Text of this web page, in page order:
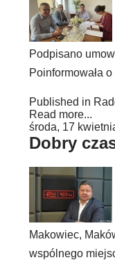
Podpisano
Poinformowała
Published in
Read more...
środa, 17
Dobry
Makowiec,
wspólnego